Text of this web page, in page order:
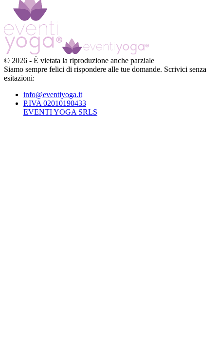
© 2026 - È vietata la riproduzione anche parziale
Siamo sempre felici di rispondere alle tue domande. Scrivici senza
esitazioni:
info@eventiyoga.it
P.IVA 02010190433
EVENTI YOGA SRLS